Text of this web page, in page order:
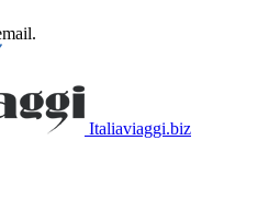
Italiaviaggi.biz